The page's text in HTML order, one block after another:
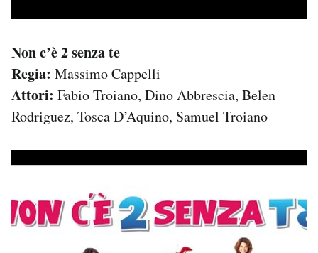
Non c’è 2 senza te
Regia: Massimo Cappelli
Attori: Fabio Troiano, Dino Abbrescia, Belen
Rodriguez, Tosca D’Aquino, Samuel Troiano